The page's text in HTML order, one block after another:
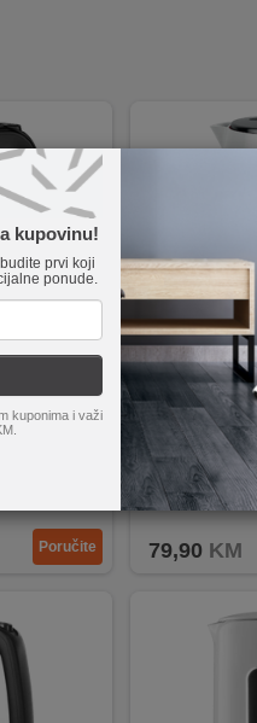
kupovinu!
prvi koji
ponude.
kuponima i važi
izgled
Poručite
Bosch
Jednostavno
Uštedite na
Filtar za
Lako čitljivo
Trostruka
79,90 KM